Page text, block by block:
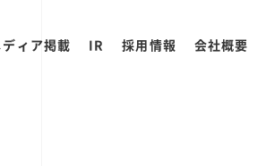
ィア掲載 IR 採用情報 会社概要